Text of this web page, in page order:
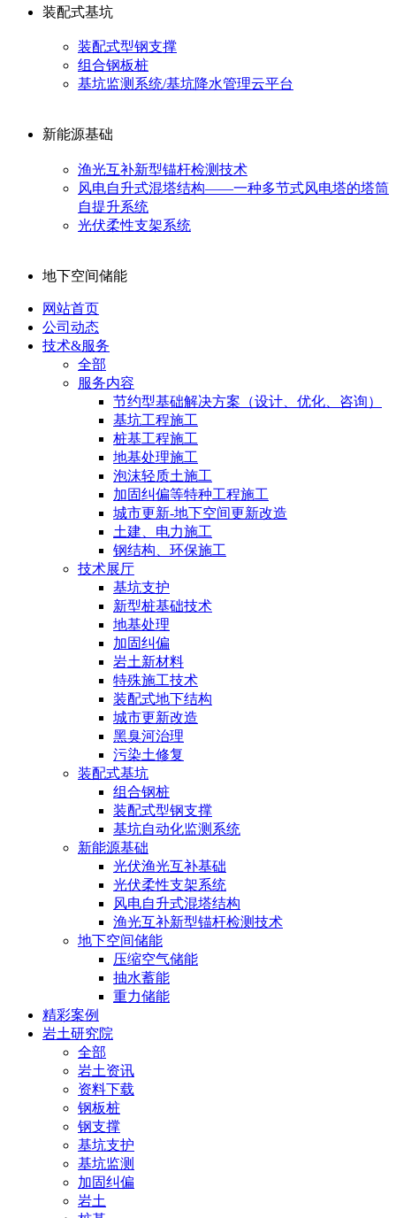
装配式基坑
装配式型钢支撑
组合钢板桩
基坑监测系统/基坑降水管理云平台
新能源基础
渔光互补新型锚杆检测技术
风电自升式混塔结构——一种多节式风电塔的塔筒
自提升系统
光伏柔性支架系统
地下空间储能
网站首页
公司动态
技术&服务
全部
服务内容
节约型基础解决方案（设计、优化、咨询）
基坑工程施工
桩基工程施工
地基处理施工
泡沫轻质土施工
加固纠偏等特种工程施工
城市更新-地下空间更新改造
土建、电力施工
钢结构、环保施工
技术展厅
基坑支护
新型桩基础技术
地基处理
加固纠偏
岩土新材料
特殊施工技术
装配式地下结构
城市更新改造
黑臭河治理
污染土修复
装配式基坑
组合钢桩
装配式型钢支撑
基坑自动化监测系统
新能源基础
光伏渔光互补基础
光伏柔性支架系统
风电自升式混塔结构
渔光互补新型锚杆检测技术
地下空间储能
压缩空气储能
抽水蓄能
重力储能
精彩案例
岩土研究院
全部
岩土资讯
资料下载
钢板桩
钢支撑
基坑支护
基坑监测
加固纠偏
岩土